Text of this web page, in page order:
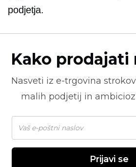
podjetja.
Kako prodajati
Nasveti iz e-trgovina
malih podjetij in
Prijavi se